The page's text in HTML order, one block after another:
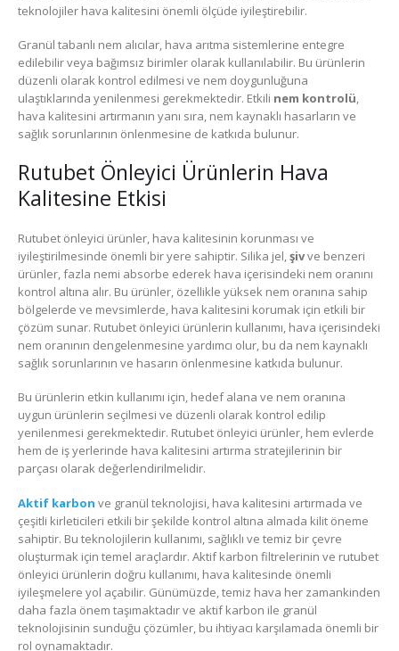
teknolojiler hava kalitesini önemli ölçüde iyileştirebilir.
Granül tabanlı nem alıcılar, hava arıtma sistemlerine entegre
edilebilir veya bağımsız birimler olarak kullanılabilir. Bu ürünlerin
düzenli olarak kontrol edilmesi ve nem doygunluğuna
ulaştıklarında yenilenmesi gerekmektedir. Etkili nem kontrolü,
hava kalitesini artırmanın yanı sıra, nem kaynaklı hasarların ve
sağlık sorunlarının önlenmesine de katkıda bulunur.
Rutubet Önleyici Ürünlerin Hava
Kalitesine Etkisi
Rutubet önleyici ürünler, hava kalitesinin korunması ve
iyileştirilmesinde önemli bir yere sahiptir. Silika jel,şivve benzeri
ürünler, fazla nemi absorbe ederek hava içerisindeki nem oranını
kontrol altına alır. Bu ürünler, özellikle yüksek nem oranına sahip
bölgelerde ve mevsimlerde, hava kalitesini korumak için etkili bir
çözüm sunar. Rutubet önleyici ürünlerin kullanımı, hava içerisindeki
nem oranının dengelenmesine yardımcı olur, bu da nem kaynaklı
sağlık sorunlarının ve hasarın önlenmesine katkıda bulunur.
Bu ürünlerin etkin kullanımı için, hedef alana ve nem oranına
uygun ürünlerin seçilmesi ve düzenli olarak kontrol edilip
yenilenmesi gerekmektedir. Rutubet önleyici ürünler, hem evlerde
hem de iş yerlerinde hava kalitesini artırma stratejilerinin bir
parçası olarak değerlendirilmelidir.
Aktif karbon ve granül teknolojisi, hava kalitesini artırmada ve
çeşitli kirleticileri etkili bir şekilde kontrol altına almada kilit öneme
sahiptir. Bu teknolojilerin kullanımı, sağlıklı ve temiz bir çevre
oluşturmak için temel araçlardır. Aktif karbon filtrelerinin ve rutubet
önleyici ürünlerin doğru kullanımı, hava kalitesinde önemli
iyileşmelere yol açabilir. Günümüzde, temiz hava her zamankinden
daha fazla önem taşımaktadır ve aktif karbon ile granül
teknolojisinin sunduğu çözümler, bu ihtiyacı karşılamada önemli bir
rol oynamaktadır.